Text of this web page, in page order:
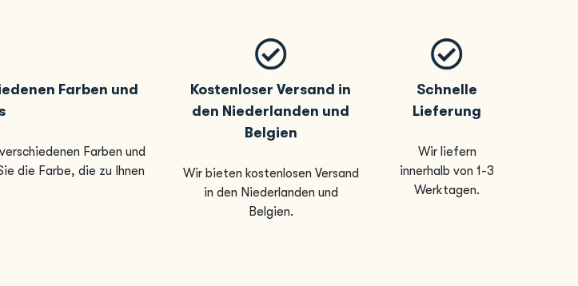
Farben und
Farben und
die Farbe, die zu Ihnen
Kostenloser Versand in
den Niederlanden und
Belgien
Wir bieten kostenlosen Versand
in den Niederlanden und
Belgien.
Schnelle
Lieferung
Wir liefern
innerhalb von 1-3
Werktagen.